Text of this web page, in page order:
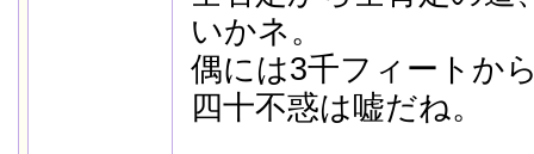
いかネ。
偶には3千フィートか
四十不惑は嘘だね。